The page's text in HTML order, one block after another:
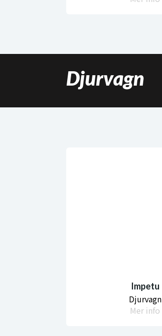
Djurvagn
Impetu
Djurvagn
Mer info